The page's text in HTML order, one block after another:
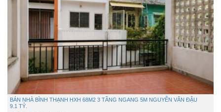
BÁN NHÀ BÌNH THẠNH HXH 68M2 3 TẦNG NGANG 5M NGUYỄN VĂN ĐẬU
9.1 TỶ.